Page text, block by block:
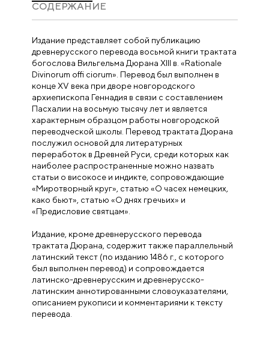
CОДЕРЖАНИЕ
Издание представляет собой публикацию
древнерусского перевода восьмой книги трактата
богослова Вильгельма Дюрана XIII в. «Rationale
Divinorum offi ciorum». Перевод был выполнен в
конце XV века при дворе новгородского
архиепископа Геннадия в связи с составлением
Пасхалии на восьмую тысячу лет и является
характерным образцом работы новгородской
переводческой школы. Перевод трактата Дюрана
послужил основой для литературных
переработок в Древней Руси, среди которых как
наиболее распространенные можно назвать
статьи о високосе и индикте, сопровождающие
«Миротворный круг», статью «О часех немецких,
како бьют», статью «О днях гречьих» и
«Предисловие святцам».
Издание, кроме древнерусского перевода
трактата Дюрана, содержит также параллельный
латинский текст (по изданию 1486 г., с которого
был выполнен перевод) и сопровождается
латинско-древнерусским и древнерусско-
латинским аннотированными словоуказателями,
описанием рукописи и комментариями к тексту
перевода.